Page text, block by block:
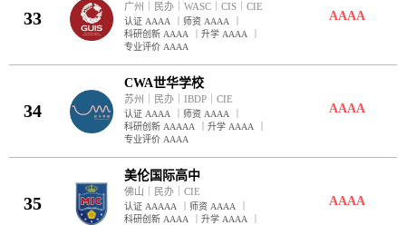
33
广州 民办 ｜WASC ｜CIS ｜CIE
认证 AAAA 师资 AAAA
科研创新 AAAA
｜升学 AAAA
专业评价 AAAA
AAAA
34
CWA世华学校
苏州 民办 ｜IBDP ｜CIE
认证 AAAA 师资 AAAA
科研创新 AAAAA
｜升学 AAAA
专业评价 AAAA
AAAA
35
美伦国际高中
佛山 民办 ｜CIE
认证 AAAAA 师资 AAAA
科研创新 AAAA
｜升学 AAAA
AAAA